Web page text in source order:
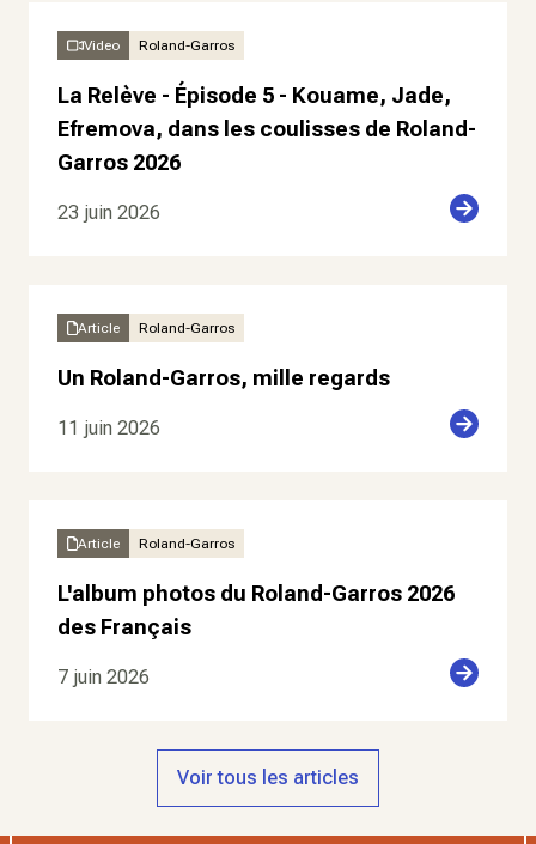
Video Roland-Garros
La Relève - Épisode 5 - Kouame, Jade,
Efremova, dans les coulisses de Roland-
Garros 2026
23 juin 2026
Article Roland-Garros
Un Roland-Garros, mille regards
11 juin 2026
Article Roland-Garros
L'album photos du Roland-Garros 2026
des Français
7 juin 2026
Voir tous les articles